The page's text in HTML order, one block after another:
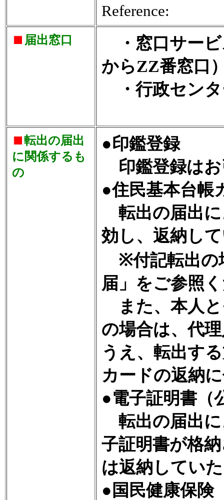
Reference:
届出窓口
・窓口サー
からZZ番窓口
・行政セン
転出の届出
に関係するも
の
●印鑑登録
印鑑登録はお
●住民基本台帳
転出の届出に
効し、返納し
※付記転出の
届」をご参照
また、本人と
の場合は、代
うえ、転出す
カードの返納
●電子証明書（
転出の届出に
子証明書が格
は返納してい
●国民健康保険